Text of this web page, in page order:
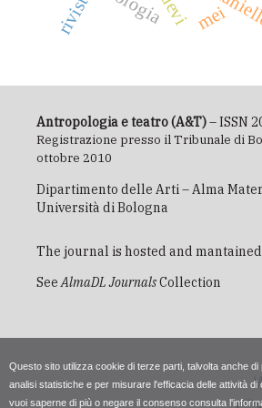
Questo sito utilizza cookie di terze parti, talvolta anche di
analisi statistiche e per misurare l'efficacia delle attività
vuoi saperne di più o negare il consenso consulta
rivista mei
Antropologia e teatro (A&T)– ISSN
Registrazione presso il Tribunale di
ottobre 2010
Dipartimento delle Arti – Alma
Università di Bologna
The journal is hosted and
SeeAlmaDL JournalsCollection